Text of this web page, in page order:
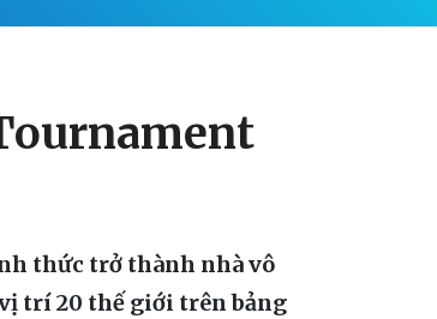
thức trở thành nhà vô
trí 20 thế giới trên bảng